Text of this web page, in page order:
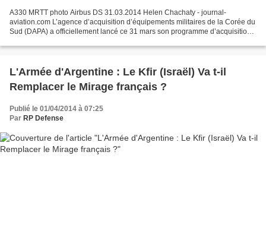
A330 MRTT photo Airbus DS 31.03.2014 Helen Chachaty - journal-
aviation.com L’agence d’acquisition d’équipements militaires de la Corée du
Sud (DAPA) a officiellement lancé ce 31 mars son programme d’acquisition
L'Armée d'Argentine : Le Kfir (Israël) Va t-il
Remplacer le Mirage français ?
Publié le 01/04/2014 à 07:25
Par RP Defense